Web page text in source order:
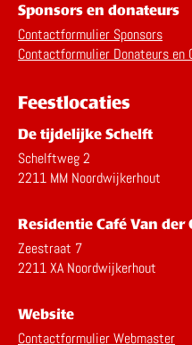
Sponsors en donateurs
Contactformulier Sponsors
Contactformulier Donateurs en
Feestlocaties
De tijdelijke Schelft
Schelftweg 2
2211 MM Noordwijkerhout
Residentie Café Van der
Zeestraat 7
2211 XA Noordwijkerhout
Website
Contactformulier Webmaster